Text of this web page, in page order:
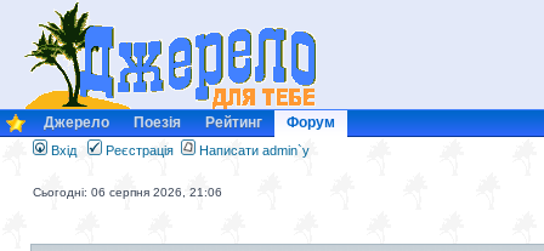
Джерело Поезія Рейтинг Форум
Вхід Реєстрація Написати admin`у
Сьогодні: 06 серпня 2026, 21:06